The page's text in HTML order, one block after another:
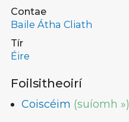
Contae
Baile Átha Cliath
Tír
Éire
Foilsitheoirí
Coiscéim (suíomh »)